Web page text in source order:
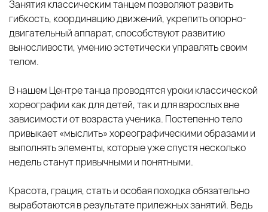
Занятия классическим танцем позволяют развить
гибкость, координацию движений, укрепить опорно-
двигательный аппарат, способствуют развитию
выносливости, умению эстетически управлять своим
телом.
В нашем Центре танца проводятся уроки классической
хореографии как для детей, так и для взрослых вне
зависимости от возраста ученика. Постепенно тело
привыкает «мыслить» хореографическими образами и
выполнять элементы, которые уже спустя несколько
недель станут привычными и понятными.
Красота, грация, стать и особая походка обязательно
выработаются в результате прилежных занятий. Ведь